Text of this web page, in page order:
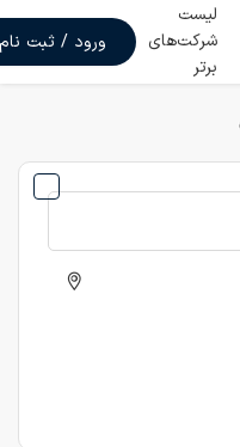
لیست
شرکت‌های
برتر
ورود / ثبت نام